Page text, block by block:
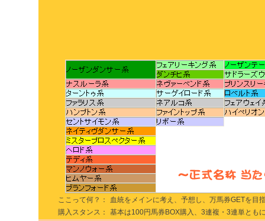
ここって何？：
血統をメインに考え、予想し、万馬券GETを目
購入スタンス：
基本は100円馬券BOX購入、3連複・3連単とも